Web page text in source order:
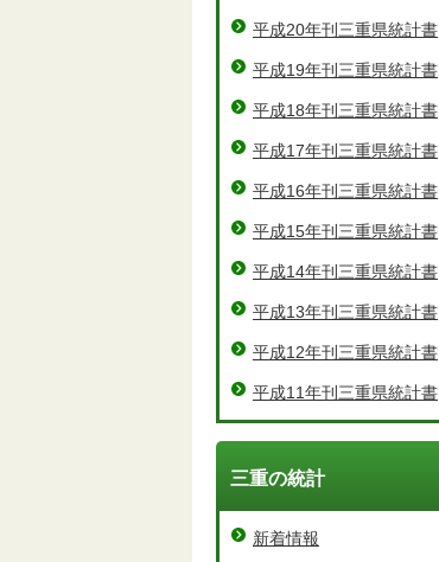
平成20年刊三重県統計書
平成19年刊三重県統計書
平成18年刊三重県統計書
平成17年刊三重県統計書
平成16年刊三重県統計書
平成15年刊三重県統計書
平成14年刊三重県統計書
平成13年刊三重県統計書
平成12年刊三重県統計書
平成11年刊三重県統計書
三重の統計
新着情報